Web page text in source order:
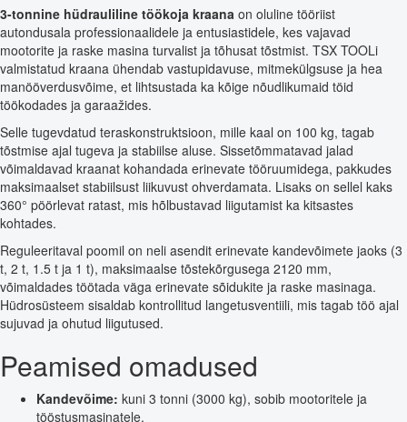
3-tonnine hüdrauliline töökoja kraana on oluline tööriist
autondusala professionaalidele ja entusiastidele, kes vajavad
mootorite ja raske masina turvalist ja tõhusat tõstmist. TSX TOOLi
valmistatud kraana ühendab vastupidavuse, mitmekülgsuse ja hea
manööverdusvõime, et lihtsustada ka kõige nõudlikumaid töid
töökodades ja garaažides.
Selle tugevdatud teraskonstruktsioon, mille kaal on 100 kg, tagab
tõstmise ajal tugeva ja stabiilse aluse. Sissetõmmatavad jalad
võimaldavad kraanat kohandada erinevate tööruumidega, pakkudes
maksimaalset stabiilsust liikuvust ohverdamata. Lisaks on sellel kaks
360° pöörlevat ratast, mis hõlbustavad liigutamist ka kitsastes
kohtades.
Reguleeritaval poomil on neli asendit erinevate kandevõimete jaoks (3
t, 2 t, 1.5 t ja 1 t), maksimaalse tõstekõrgusega 2120 mm,
võimaldades töötada väga erinevate sõidukite ja raske masinaga.
Hüdrosüsteem sisaldab kontrollitud langetusventiili, mis tagab töö ajal
sujuvad ja ohutud liigutused.
Peamised omadused
Kandevõime: kuni 3 tonni (3000 kg), sobib mootoritele ja
tööstusmasinatele.